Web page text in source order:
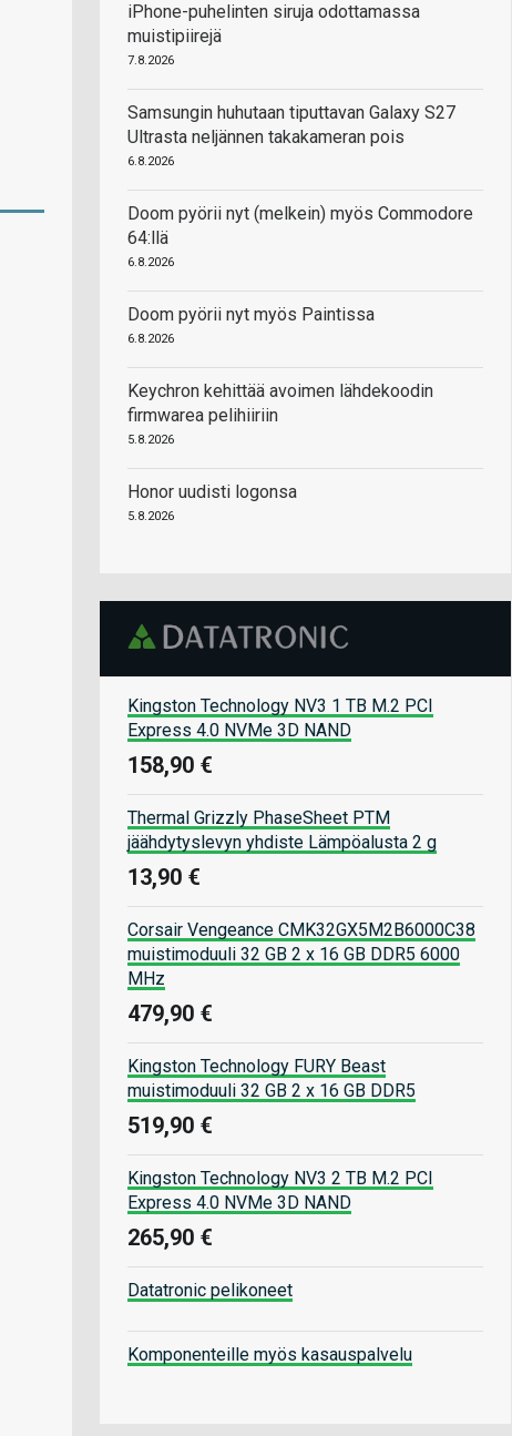
iPhone-puhelinten siruja odottamassa
muistipiirejä
7.8.2026
Samsungin huhutaan tiputtavan Galaxy S27
Ultrasta neljännen takakameran pois
6.8.2026
Doom pyörii nyt (melkein) myös Commodore
64:llä
6.8.2026
Doom pyörii nyt myös Paintissa
6.8.2026
Keychron kehittää avoimen lähdekoodin
firmwarea pelihiiriin
5.8.2026
Honor uudisti logonsa
5.8.2026
Kingston Technology NV3 1 TB M.2 PCI
Express 4.0 NVMe 3D NAND
158,90 €
Thermal Grizzly PhaseSheet PTM
jäähdytyslevyn yhdiste Lämpöalusta 2 g
13,90 €
Corsair Vengeance CMK32GX5M2B6000C38
muistimoduuli 32 GB 2 x 16 GB DDR5 6000
MHz
479,90 €
Kingston Technology FURY Beast
muistimoduuli 32 GB 2 x 16 GB DDR5
519,90 €
Kingston Technology NV3 2 TB M.2 PCI
Express 4.0 NVMe 3D NAND
265,90 €
Datatronic pelikoneet
Komponenteille myös kasauspalvelu